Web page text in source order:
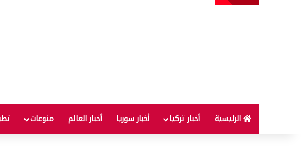
الرئيسية أخبار تركيا أخبار سوريا أخبار العالم منوعات